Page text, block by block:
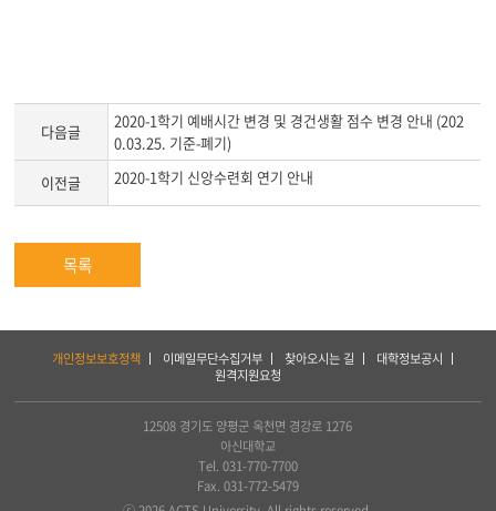
다음글
2020-1학기 예배시간 변경 및 경건생활 점수 변경 안내 (202
0.03.25. 기준-폐기)
이전글
2020-1학기 신앙수련회 연기 안내
목록
개인정보보호정책 이메일무단수집거부 찾아오시는 길
대학정보공시
원격지원요청
12508 경기도 양평군 옥천면 경강로 1276
아신대학교
Tel. 031-770-7700
Fax. 031-772-5479